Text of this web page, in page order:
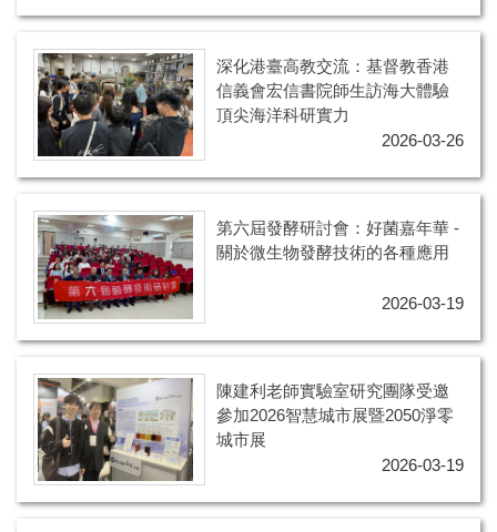
深化港臺高教交流：基督教香港
信義會宏信書院師生訪海大體驗
頂尖海洋科研實力
2026-03-26
第六屆發酵研討會：好菌嘉年華 -
關於微生物發酵技術的各種應用
2026-03-19
陳建利老師實驗室研究團隊受邀
參加2026智慧城市展暨2050淨零
城市展
2026-03-19